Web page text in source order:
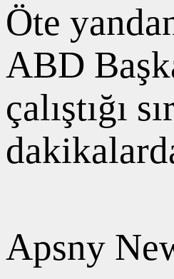
Öte
ABD
çalıştığı
Apsny